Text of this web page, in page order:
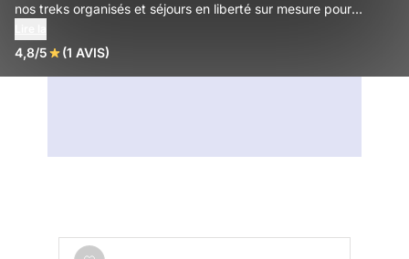
nos treks organisés et séjours en liberté sur mesure pour
4,8/5 (1 AVIS)